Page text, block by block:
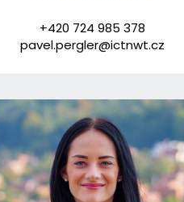
+420 724 985 378
pavel.pergler@ictnwt.cz